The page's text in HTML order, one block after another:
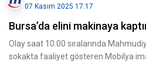
07 Kasım 2025 17:17
Bursa’da elini makinaya
Olay saat 10.00 sıralarında
sokakta faaliyet gösteren Mobilya